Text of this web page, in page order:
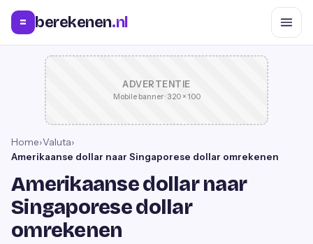
= berekenen.nl
ADVERTENTIE
Mobile banner · 320 × 100
Home›Valuta›
Amerikaanse dollar naar Singaporese dollar omrekenen
Amerikaanse dollar naar
Singaporese dollar
omrekenen